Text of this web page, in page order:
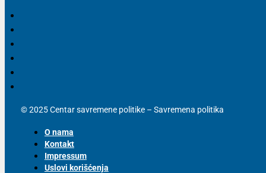
© 2025 Centar savremene politike – Savremena politika
O nama
Kontakt
Impressum
Uslovi korišćenja